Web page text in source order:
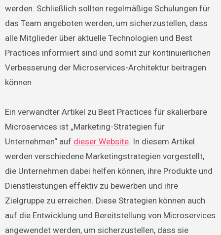
werden. Schließlich sollten regelmäßige Schulungen für
das Team angeboten werden, um sicherzustellen, dass
alle Mitglieder über aktuelle Technologien und Best
Practices informiert sind und somit zur kontinuierlichen
Verbesserung der Microservices-Architektur beitragen
können.
Ein verwandter Artikel zu Best Practices für skalierbare
Microservices ist „Marketing-Strategien für
Unternehmen“ auf dieser Website. In diesem Artikel
werden verschiedene Marketingstrategien vorgestellt,
die Unternehmen dabei helfen können, ihre Produkte und
Dienstleistungen effektiv zu bewerben und ihre
Zielgruppe zu erreichen. Diese Strategien können auch
auf die Entwicklung und Bereitstellung von Microservices
angewendet werden, um sicherzustellen, dass sie